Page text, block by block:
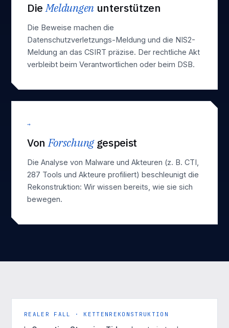
DieMeldungenunterstützen
Die Beweise machen die
Datenschutzverletzungs-Meldung und die NIS2-
Meldung an das CSIRT präzise. Der rechtliche Akt
verbleibt beim Verantwortlichen oder beim DSB.
→
VonForschunggespeist
Die Analyse von Malware und Akteuren (z. B. CTI
287 Tools und Akteure profiliert) beschleunigt die
Rekonstruktion: Wir wissen bereits, wie sie sich
bewegen.
REALER FALL · KETTENREKONSTRUKTION